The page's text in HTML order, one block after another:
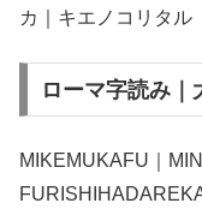
カ｜キエノコリタル
ローマ字読み｜
MIKEMUKAFU｜